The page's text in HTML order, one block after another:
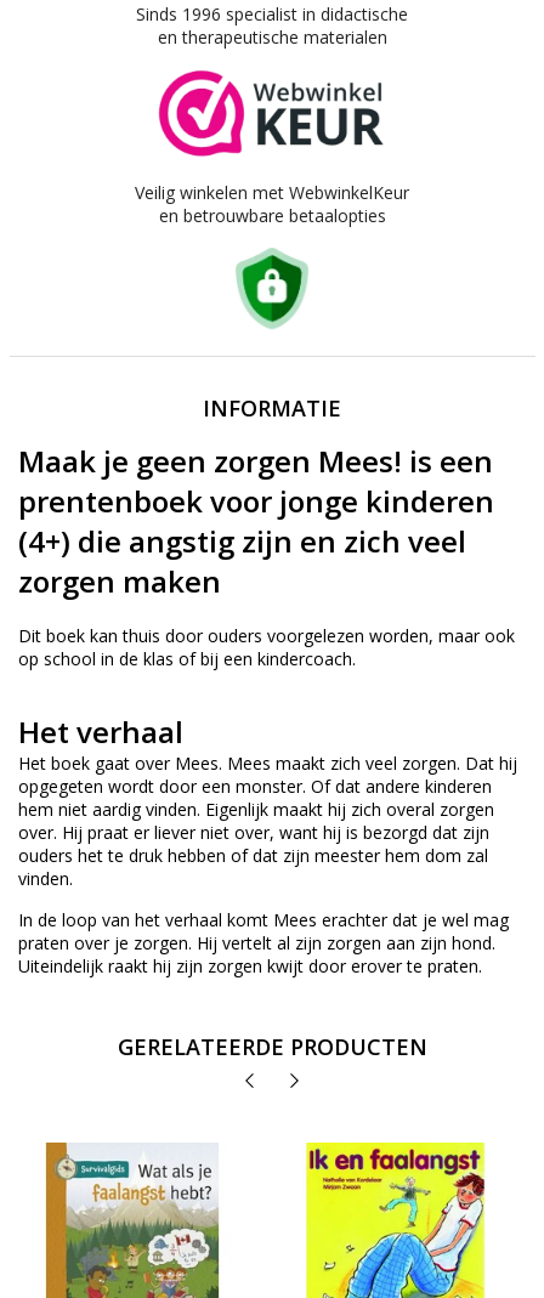
Sinds 1996 specialist in didactische
en therapeutische materialen
Veilig winkelen met WebwinkelKeur
en betrouwbare betaalopties
INFORMATIE
Maak je geen zorgen Mees! is een
prentenboek voor jonge kinderen
(4+) die angstig zijn en zich veel
zorgen maken
Dit boek kan thuis door ouders voorgelezen worden, maar ook
op school in de klas of bij een kindercoach.
Het verhaal
Het boek gaat over Mees. Mees maakt zich veel zorgen. Dat hij
opgegeten wordt door een monster. Of dat andere kinderen
hem niet aardig vinden. Eigenlijk maakt hij zich overal zorgen
over. Hij praat er liever niet over, want hij is bezorgd dat zijn
ouders het te druk hebben of dat zijn meester hem dom zal
vinden.
In de loop van het verhaal komt Mees erachter dat je wel mag
praten over je zorgen. Hij vertelt al zijn zorgen aan zijn hond.
Uiteindelijk raakt hij zijn zorgen kwijt door erover te praten.
GERELATEERDE PRODUCTEN